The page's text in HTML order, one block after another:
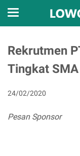
Rekrutmen
Tingkat
24/02/2020
Pesan Sponsor